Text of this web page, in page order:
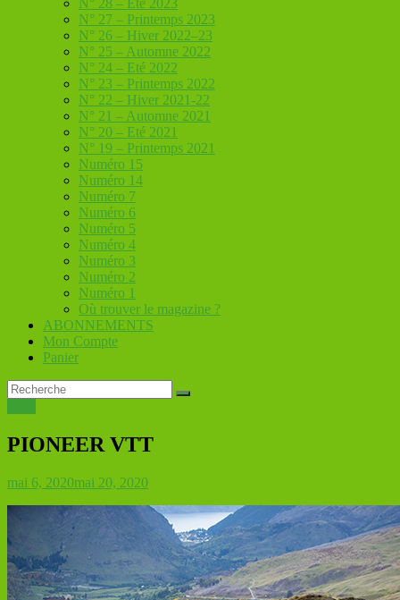
N° 28 – Eté 2023
N° 27 – Printemps 2023
N° 26 – Hiver 2022–23
N° 25 – Automne 2022
N° 24 – Eté 2022
N° 23 – Printemps 2022
N° 22 – Hiver 2021-22
N° 21 – Automne 2021
N° 20 – Eté 2021
N° 19 – Printemps 2021
Numéro 15
Numéro 14
Numéro 7
Numéro 6
Numéro 5
Numéro 4
Numéro 3
Numéro 2
Numéro 1
Où trouver le magazine ?
ABONNEMENTS
Mon Compte
Panier
PIONEER VTT
mai 6, 2020mai 20, 2020